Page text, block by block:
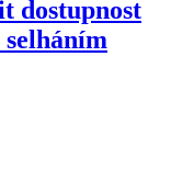
dostupnost
selháním